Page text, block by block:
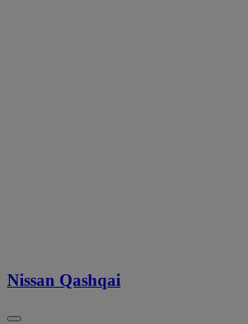
Nissan Qashqai